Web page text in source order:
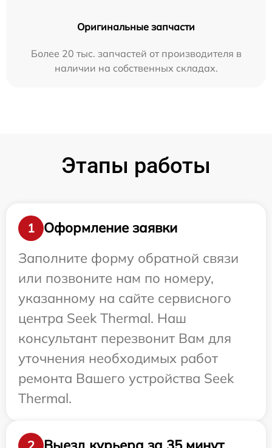
Оригинальные запчасти
Более 20 тыс. запчастей от производителя в
наличии на собственных складах.
Этапы работы
1
Оформление заявки
Заполните форму обратной связи
или позвоните нам по номеру,
указанному на сайте сервисного
центра Seek Thermal. Наш
консультант перезвонит Вам для
уточнения необходимых работ
ремонта Вашего устройства Seek
Thermal.